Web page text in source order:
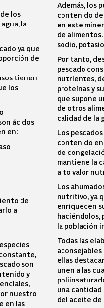
los
la
ya que
de
tienen
los
ácidos
en:
de
a
son
y
nuestro
en las
Además, los
contenido
en este
de
sodio,
Por tanto,
pescado
nutrientes,
proteínas y
que supone
de otros
calidad de la
Los
contenido
de
mantiene la
alto valor
Los
nutritivo, ya
enriquecen
haciéndolos,
la población
Todas las
ellas
unen a las
una
del aceite